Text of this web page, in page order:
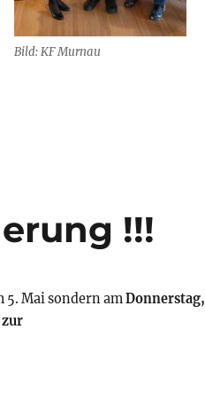
Bild: KF Murnau
!!!
Mai sondern am Donnerstag,